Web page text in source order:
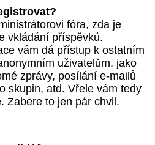
fóra, zda je
vkládání příspěvků.
vám dá přístup k ostatním
uživatelům, jako
zprávy, posílání e-mailů
skupin, atd. Vřele vám tedy
Zabere to jen pár chvil.